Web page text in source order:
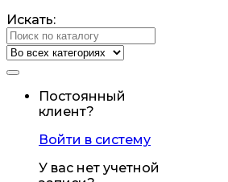
Искать:
Постоянный
клиент?
Войти в систему
У вас нет учетной